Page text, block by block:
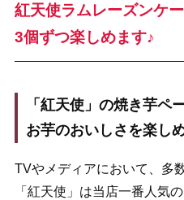
紅天使ラムレーズンケ
3個ずつ楽しめます♪
「紅天使」の焼き芋ペ
お芋のおいしさを楽し
TVやメディアにおいて、多
「紅天使」は当店一番人気